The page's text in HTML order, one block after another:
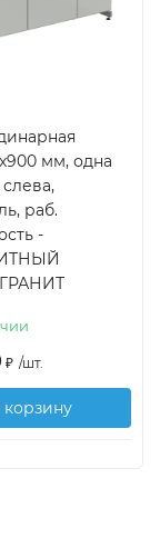
мм, одна
раб.
-
₽ /шт.
корзину